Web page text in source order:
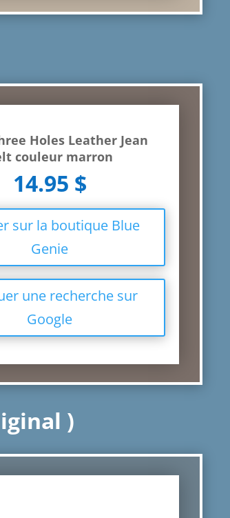
Holes Leather Jean
couleur marron
14.95 $
sur la boutique Blue
Genie
une recherche sur
Google
)